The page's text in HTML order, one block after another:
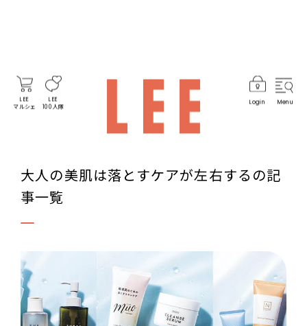
LEE
マルシェ
LEE
100人隊
Login Menu
大人の美肌は落とすケアが左右するの記
事一覧